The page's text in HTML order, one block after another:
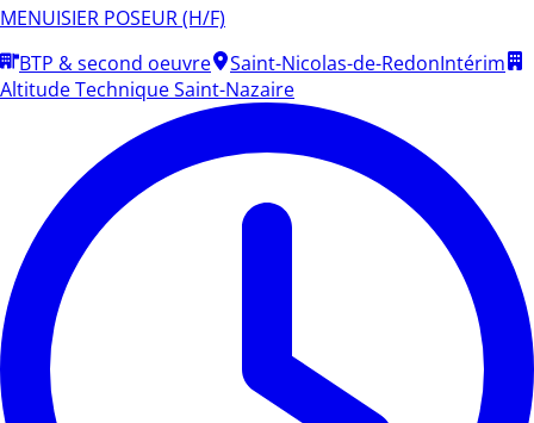
MENUISIER POSEUR (H/F)
BTP & second oeuvre
Saint-Nicolas-de-RedonIntérim
Altitude Technique Saint-Nazaire